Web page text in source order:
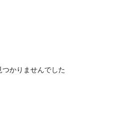
つかりませんでした